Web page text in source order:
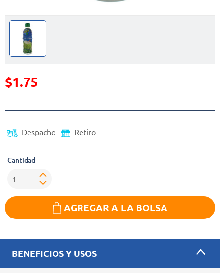
Precio reducido de
$1.75
Despacho Retiro
Cantidad
AGREGAR A LA BOLSA
BENEFICIOS Y USOS